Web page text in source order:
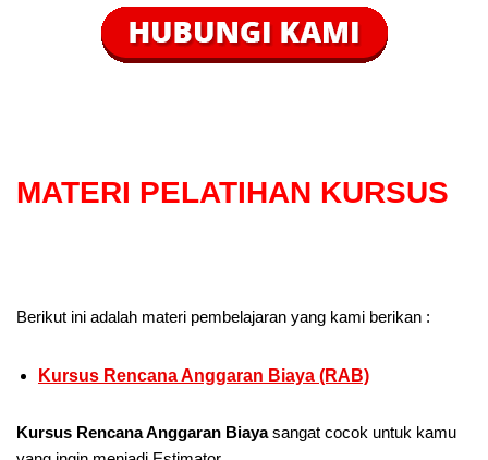
MATERI PELATIHAN KURSUS
Berikut ini adalah materi pembelajaran yang kami berikan :
Kursus Rencana Anggaran Biaya (RAB)
Kursus Rencana Anggaran Biayasangat cocok untuk kamu